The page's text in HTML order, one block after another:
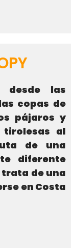
desde las
copas de
pájaros y
al
de una
diferente
trata de una
en Costa